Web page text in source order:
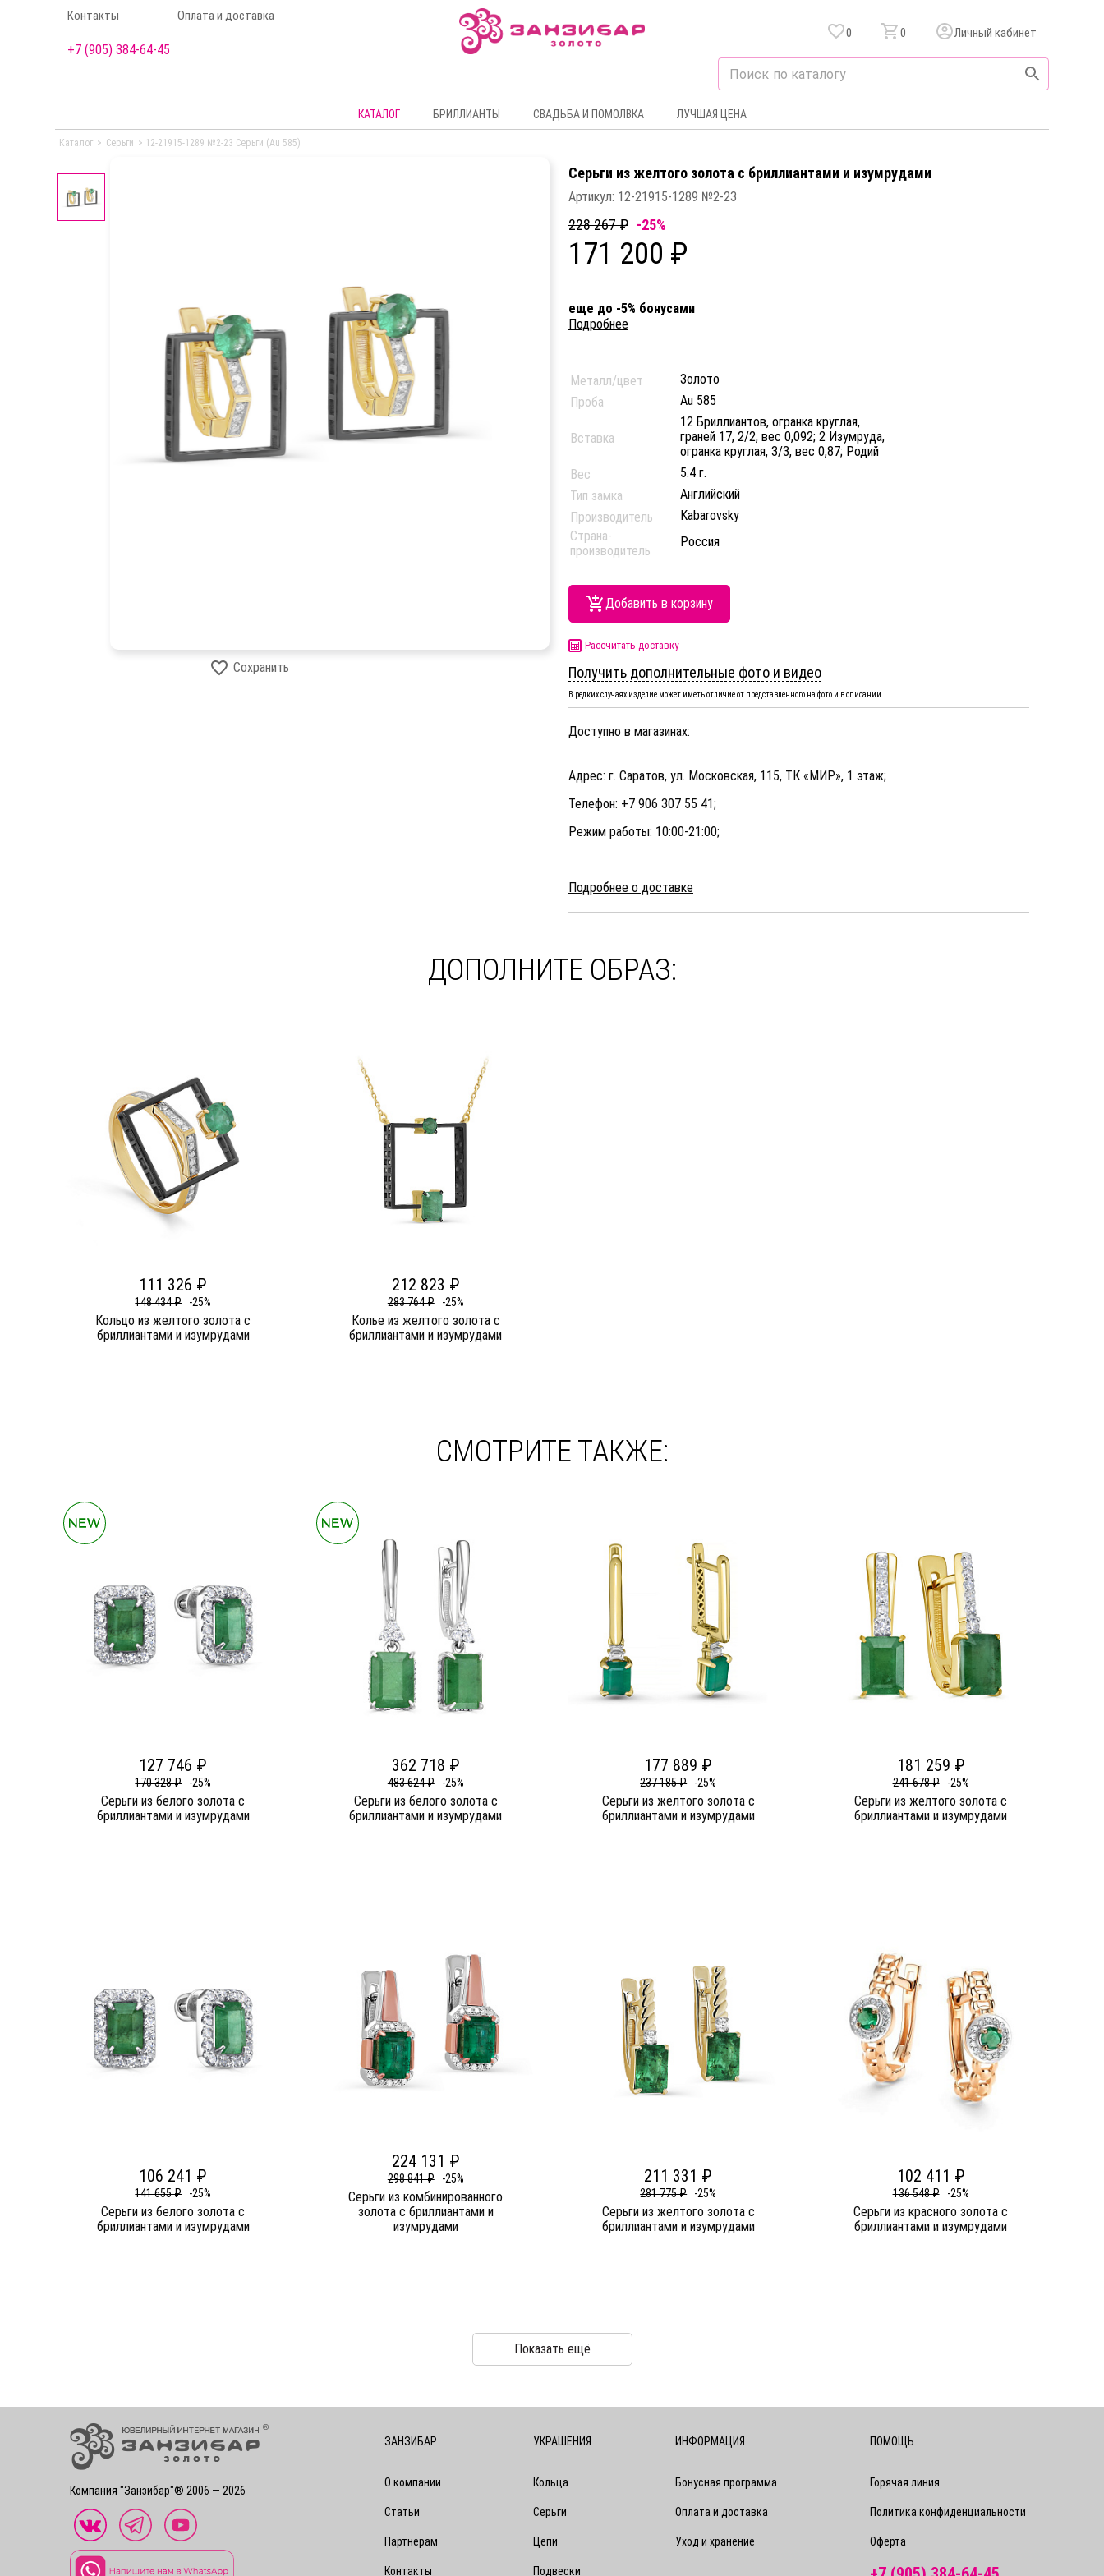
Контакты Оплата и доставка
+7 (905) 384-64-45
0 0 Личный кабинет
КАТАЛОГ БРИЛЛИАНТЫ СВАДЬБА И ПОМОЛВКА ЛУЧШАЯ ЦЕНА
Каталог > Серьги > 12-21915-1289 №2-23 Серьги (Au 585)
Сохранить
Серьги из желтого золота c бриллиантами и изумрудами
Артикул: 12-21915-1289 №2-23
228 267 ₽ -25%
171 200 ₽
еще до -5% бонусами
Подробнее
Металл/цвет
Золото
Проба
Au 585
Вставка
12 Бриллиантов, огранка круглая,
граней 17, 2/2, вес 0,092; 2 Изумруда,
огранка круглая, 3/3, вес 0,87; Родий
Вес
5.4 г.
Тип замка
Английский
Производитель
Kabarovsky
Страна-
производитель
Россия
Добавить в корзину
Рассчитать доставку
Получить дополнительные фото и видео
В редких случаях изделие может иметь отличие от представленного на фото и в описании.
Доступно в магазинах:
Адрес: г. Саратов, ул. Московская, 115, ТК «МИР», 1 этаж;
Телефон: +7 906 307 55 41;
Режим работы: 10:00-21:00;
Подробнее о доставке
ДОПОЛНИТЕ ОБРАЗ:
111 326 ₽
148 434 ₽ -25%
Кольцо из желтого золота c
бриллиантами и изумрудами
212 823 ₽
283 764 ₽ -25%
Колье из желтого золота c
бриллиантами и изумрудами
СМОТРИТЕ ТАКЖЕ:
127 746 ₽
170 328 ₽ -25%
Серьги из белого золота c
бриллиантами и изумрудами
362 718 ₽
483 624 ₽ -25%
Серьги из белого золота c
бриллиантами и изумрудами
177 889 ₽
237 185 ₽ -25%
Серьги из желтого золота c
бриллиантами и изумрудами
181 259 ₽
241 678 ₽ -25%
Серьги из желтого золота c
бриллиантами и изумрудами
106 241 ₽
141 655 ₽ -25%
Серьги из белого золота c
бриллиантами и изумрудами
224 131 ₽
298 841 ₽ -25%
Серьги из комбинированного
золота c бриллиантами и
изумрудами
211 331 ₽
281 775 ₽ -25%
Серьги из желтого золота c
бриллиантами и изумрудами
102 411 ₽
136 548 ₽ -25%
Серьги из красного золота c
бриллиантами и изумрудами
Показать ещё
Компания "Занзибар"® 2006 — 2026
ЗАНЗИБАР
О компании
Статьи
Партнерам
Контакты
УКРАШЕНИЯ
Кольца
Серьги
Цепи
Подвески
ИНФОРМАЦИЯ
Бонусная программа
Оплата и доставка
Уход и хранение
ПОМОЩЬ
Горячая линия
Политика конфиденциальности
Оферта